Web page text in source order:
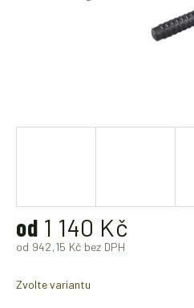
od 1 140 Kč
od 942,15 Kč bez DPH
cena:
Zvolte variantu